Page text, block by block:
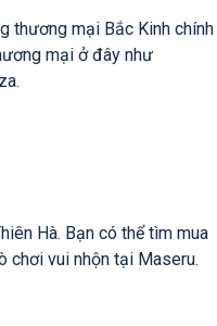
thương mại Bắc Kinh chính
mại ở đây như
Hà. Bạn có thể tìm mua
chơi vui nhộn tại Maseru.